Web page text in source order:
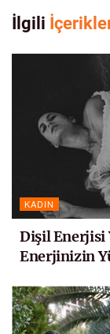
İlgili
KADIN
Dişil Enerjisi
Enerjinizin